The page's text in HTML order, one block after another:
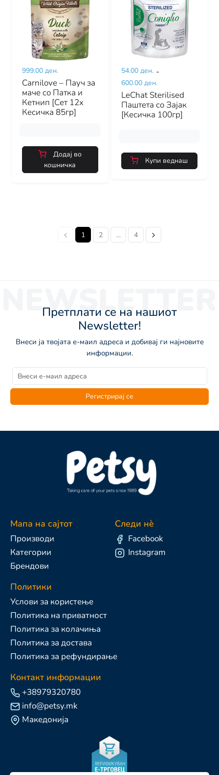
999.00 ден.
Carnilove – Пауч за
маче со Патка и
Кетнип [Сет 12х
Кесичка 85гр]
Додај во
кошничка
54.00 ден. -
600.00 ден.
LeChat Sterilised
Паштета со Зајак
[Кесичка 100гр]
Купи веднаш
1 2 ... 4
NEWSLETTER
Претплати се на нашиот
Newsletter!
Внеси ја твојата е-маил адреса и добивај ги најновите
информации.
Регистрирај се
Мапа на сајтот
Производи
Категории
Брендови
Политики
Услови за користење
Политика на приватност
Политика за колачиња
Политика за достава
Политика за рефундирање
Контакт информации
+38979320780
info@petsy.mk
Македонија
Следи нè
Facebook
Instagram